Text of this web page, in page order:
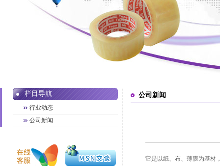
栏目导航
行业动态
公司新闻
公司新闻
它是以纸、布、薄膜为基材